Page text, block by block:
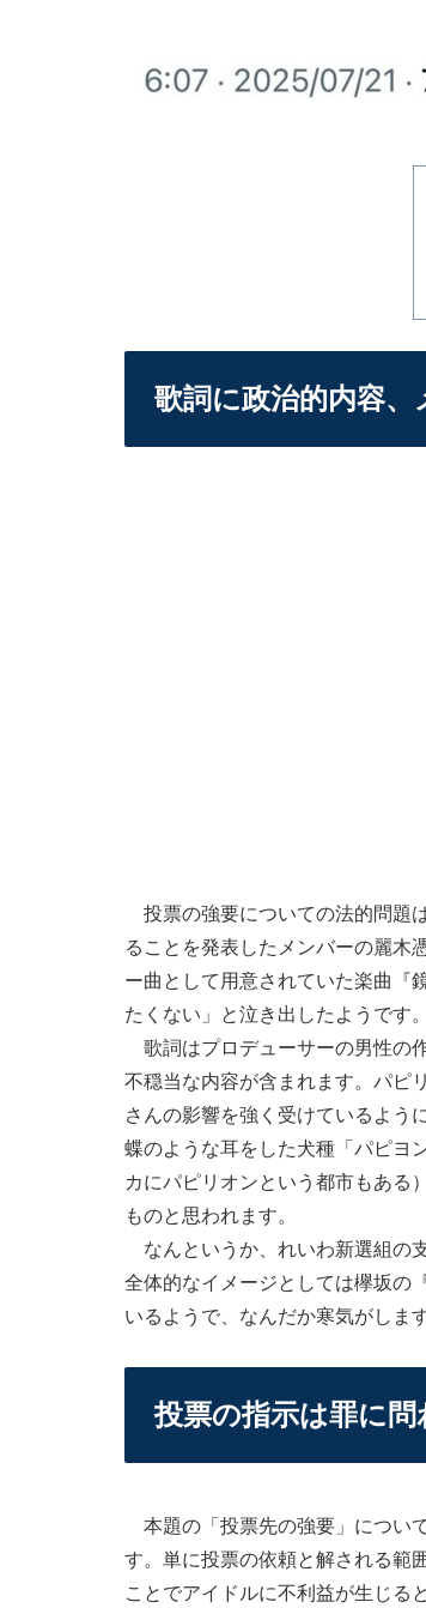
歌詞に政治的内容、
投票の強要についての法的問題
ることを発表したメンバーの麗木
ー曲として用意されていた楽曲『
たくない」と泣き出したようです。
歌詞はプロデューサーの男性の
不穏当な内容が含まれます。パピ
さんの影響を強く受けているよう
蝶のような耳をした犬種「パピヨ
カにパピリオンという都市もある
ものと思われます。
なんというか、れいわ新選組の
全体的なイメージとしては欅坂の
いるようで、なんだか寒気がします
投票の指示は罪に
本題の「投票先の強要」につい
す。単に投票の依頼と解される範
ことでアイドルに不利益が生じる